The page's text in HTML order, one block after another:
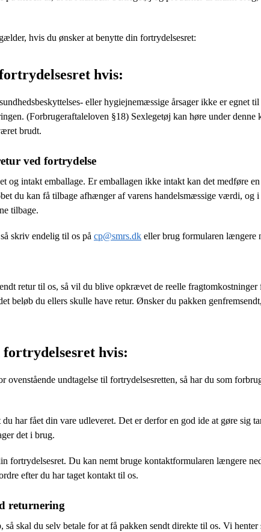
hvis du ønsker at benytte din fortrydelsesret:
hvis:
eller hygiejnemæssige årsager ikke er egnet
(Forbrugeraftaleloven §18) Sexlegetøj kan høre under denne
brudt.
ved fortrydelse
og intakt emballage. Er emballagen ikke intakt kan det medføre
du kan få tilbage afhænger af varens handelsmæssige værdi, og
tilbage.
skriv endelig til os på cp@smrs.dk eller brug formularen længere
retur til os, så vil du blive opkrævet de reelle fragtomkostninger
beløb du ellers skulle have retur. Ønsker du pakken
hvis:
undtagelse til fortrydelsesretten, så har du som
har fået din vare udleveret. Det er derfor en god ide at gøre sig
det i brug.
fortrydelsesret. Du kan nemt bruge kontaktformularen længere
efter du har taget kontakt til os.
returnering
skal du selv betale for at få pakken sendt direkte til os. Vi